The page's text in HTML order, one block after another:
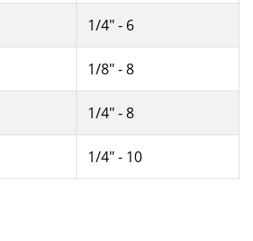
1/4" - 6
1/8" - 8
1/4" - 8
1/4" - 10